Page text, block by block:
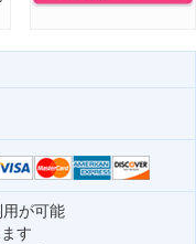
が可能
す